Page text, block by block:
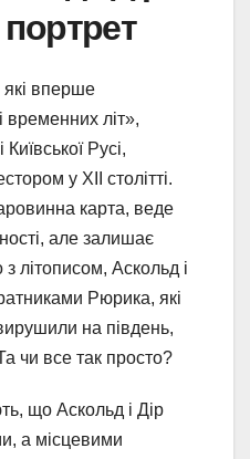
які вперше
временних літ»,
Русі,
у XII столітті.
карта, веде
але залишає
літописом, Аскольд і
Рюрика, які
на південь,
чи все так просто?
що Аскольд і Дір
а місцевими